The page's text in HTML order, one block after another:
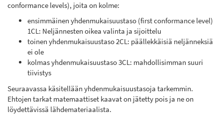
conformance levels), joita on kolme:
ensimmäinen yhdenmukaisuustaso (first conformance level)
1CL: Neljännesten oikea valinta ja sijoittelu
toinen yhdenmukaisuustaso 2CL: päällekkäisiä neljänneksiä
ei ole
kolmas yhdenmukaisuustaso 3CL: mahdollisimman suuri
tiivistys
Seuraavassa käsitellään yhdenmukaisuustasoja tarkemmin.
Ehtojen tarkat matemaattiset kaavat on jätetty pois ja ne on
löydettävissä lähdemateriaalista.